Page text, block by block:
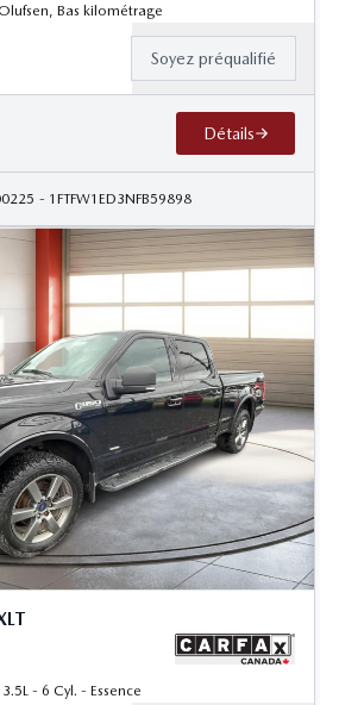
Bas kilométrage
Soyez préqualifié
Détails
- 1FTFW1ED3NFB59898
- 6 Cyl. - Essence